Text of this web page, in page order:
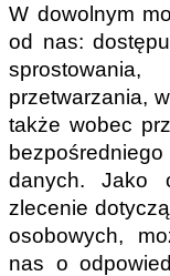
W dowolnym
od nas:
przetwarzania,
także wobec
danych. Jako
zlecenie
osobowych,
nas o